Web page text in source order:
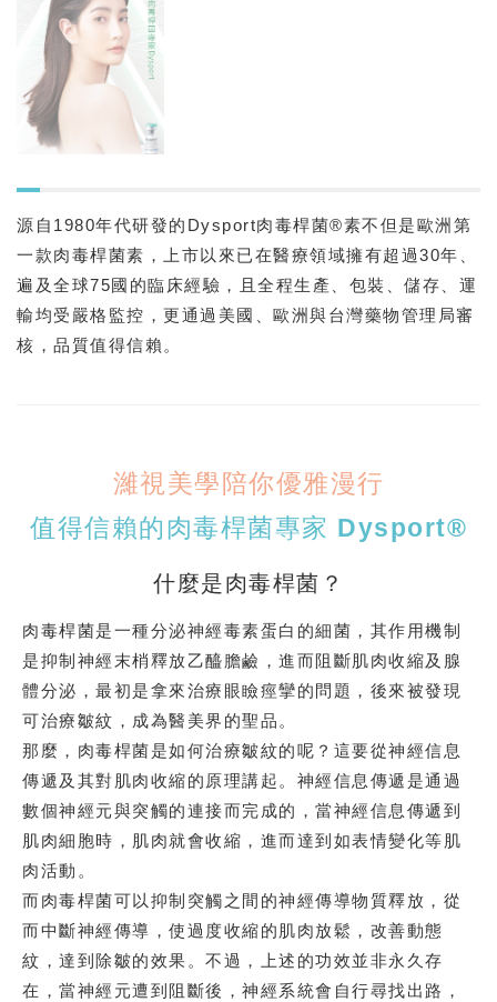
源自1980年代研發的Dysport肉毒桿菌®素不但是歐洲第
一款肉毒桿菌素，上市以來已在醫療領域擁有超過30年、
遍及全球75國的臨床經驗，且全程生產、包裝、儲存、運
輸均受嚴格監控，更通過美國、歐洲與台灣藥物管理局審
核，品質值得信賴。
濰視美學陪你優雅漫行
值得信賴的肉毒桿菌專家 Dysport®
什麼是肉毒桿菌？
肉毒桿菌是一種分泌神經毒素蛋白的細菌，其作用機制
是抑制神經末梢釋放乙醯膽鹼，進而阻斷肌肉收縮及腺
體分泌，最初是拿來治療眼瞼痙攣的問題，後來被發現
可治療皺紋，成為醫美界的聖品。
那麼，肉毒桿菌是如何治療皺紋的呢？這要從神經信息
傳遞及其對肌肉收縮的原理講起。神經信息傳遞是通過
數個神經元與突觸的連接而完成的，當神經信息傳遞到
肌肉細胞時，肌肉就會收縮，進而達到如表情變化等肌
肉活動。
而肉毒桿菌可以抑制突觸之間的神經傳導物質釋放，從
而中斷神經傳導，使過度收縮的肌肉放鬆，改善動態
紋，達到除皺的效果。不過，上述的功效並非永久存
在，當神經元遭到阻斷後，神經系統會自行尋找出路，